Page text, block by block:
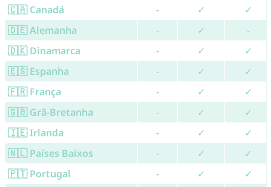
🇨🇦 Canadá
- ✓
✓
🇩🇪 Alemanha
- ✓
-
🇩🇰 Dinamarca
- ✓
✓
🇪🇸 Espanha
- ✓
✓
🇫🇷 França
- ✓
✓
🇬🇧 Grã-Bretanha
- ✓
✓
🇮🇪 Irlanda
- ✓
✓
🇳🇱 Países Baixos
- ✓
✓
🇵🇹 Portugal
- ✓
✓